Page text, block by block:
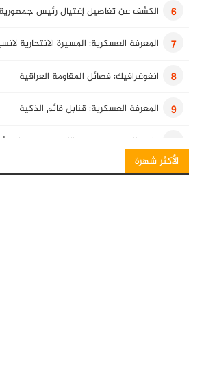
6 الكشف عن تفاصيل إغتيال رئيس جمهورية
7 المعرفة العسكرية: المسيرة الانتحارية
8 انفوغرافيك: فصائل المقاومة العراقية
9 المعرفة العسكرية: قنابل قائم الذكية
10 كلمة للسيد حسن نصرالله في ذكرى
الأكثر شهرة